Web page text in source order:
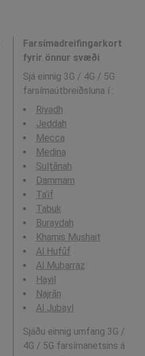
Farsímadreifingarkort
fyrir önnur svæði
Sjá einnig 3G / 4G / 5G
farsímaútbreiðsluna í :
Riyadh
Jeddah
Mecca
Medina
Sulţānah
Dammam
Ta’if
Tabuk
Buraydah
Khamis Mushait
Al Hufūf
Al Mubarraz
Hayil
Najrān
Al Jubayl
Sjáðu einnig umfang 3G /
4G / 5G farsímanetsins á